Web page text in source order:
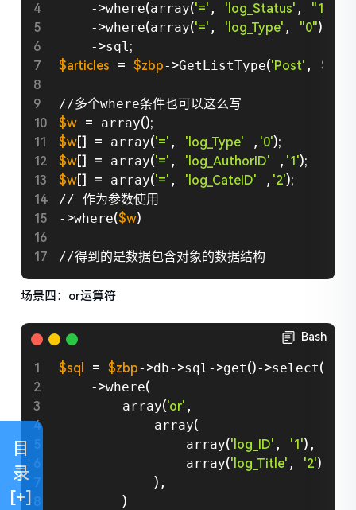
    -
>where(array('=' , 'log_Status' , "1"
    -
>where(array('=' , 'log_Type' , "0"))
    -
>sql;
$articles
= $zbp- >GetListType('Post' , $sql
$w = array();
$w[] = array('=' , 'log_Type' , '0');
$w[] = array('=' , 'log_AuthorID' , '1');
$w[] = array('=' , 'log_CateID' , '2');
// 作为参数使用
- >where($w)
//得到的是数据包含对象的数据结构
场景四：or运算符
Bash
$sql = $zbp- >db- >sql- >get()- >select(
    -
>where(
        array
('or' ,
            array
(
                array
('log_ID' , '1') ,
                array
('log_Title' , '2')
) ,
)
目
录
[+]